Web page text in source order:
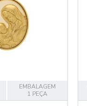
EMBALAGEM
1 PEÇA